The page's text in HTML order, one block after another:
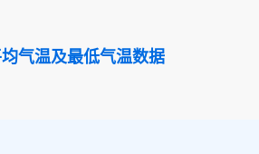
气温及最低气温数据